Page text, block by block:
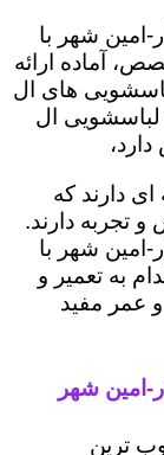
امین شهر با
آماده ارائه
های ال
ال
دارند که
تجربه دارند.
امین شهر با
به تعمیر و
عمر مفید
امین شهر
ترین